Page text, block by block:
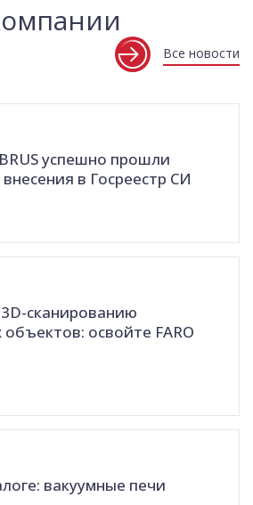
Все новости
успешно прошли
в Госреестр СИ
сканированию
освойте FARO
вакуумные печи